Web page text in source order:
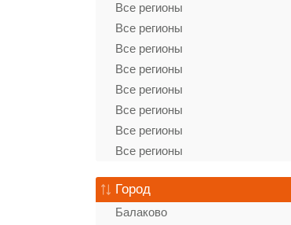
Все регионы
Все регионы
Все регионы
Все регионы
Все регионы
Все регионы
Все регионы
Все регионы
Город
Балаково